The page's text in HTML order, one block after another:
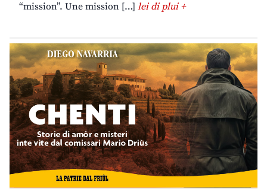
“mission”. Une mission […] lei di plui +